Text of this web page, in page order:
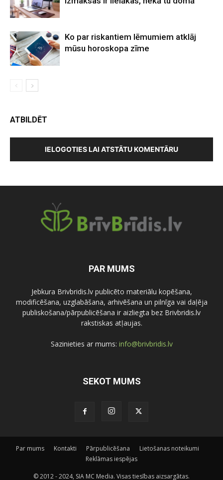
Ko par riskantiem lēmumiem atklāj
mūsu horoskopa zīme
ATBILDĒT
IELOGOTIES LAI ATSTĀTU KOMENTĀRU
PAR MUMS
Jebkura Brivbridis.lv publicēto materiālu kopēšana,
modificēšana, uzglabāšana, arhivēšana un pilnīga vai daļēja
publiskošana/pārpublicēšana ir aizliegta bez Brivbridis.lv
rakstiskas atļaujas.
Sazinieties ar mums: info@brivbridis.lv
SEKOT MUMS
Par mums Kontakti Pārpublicēšana
Lietošanas noteikumi
Reklāmas iespējas
© 2012 - 2024, SIA MC Media. Visas tiesības aizsargātas.